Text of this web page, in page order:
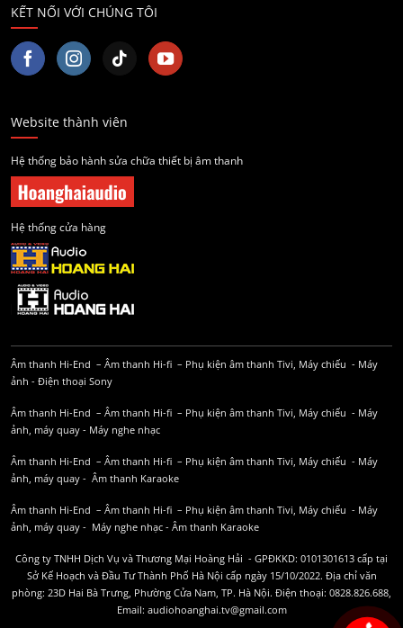
KẾT NỐI VỚI CHÚNG TÔI
Website thành viên
Hệ thống bảo hành sửa chữa thiết bị âm thanh
Hệ thống cửa hàng
Âm thanh Hi-End – Âm thanh Hi-fi – Phụ kiện âm thanh Tivi, Máy chiếu - Máy
ảnh - Điện thoại Sony
Âm thanh Hi-End – Âm thanh Hi-fi – Phụ kiện âm thanh Tivi, Máy chiếu - Máy
ảnh, máy quay - Máy nghe nhạc
Âm thanh Hi-End – Âm thanh Hi-fi – Phụ kiện âm thanh Tivi, Máy chiếu - Máy
ảnh, máy quay - Âm thanh Karaoke
Âm thanh Hi-End – Âm thanh Hi-fi – Phụ kiện âm thanh Tivi, Máy chiếu - Máy
ảnh, máy quay - Máy nghe nhạc - Âm thanh Karaoke
Công ty TNHH Dịch Vụ và Thương Mại Hoàng Hải - GPĐKKD: 0101301613 cấp tại
Sở Kế Hoạch và Đầu Tư Thành Phố Hà Nội cấp ngày 15/10/2022. Địa chỉ văn
phòng: 23D Hai Bà Trưng, Phường Cửa Nam, TP. Hà Nội. Điện thoại: 0828.826.688,
Email: audiohoanghai.tv@gmail.com